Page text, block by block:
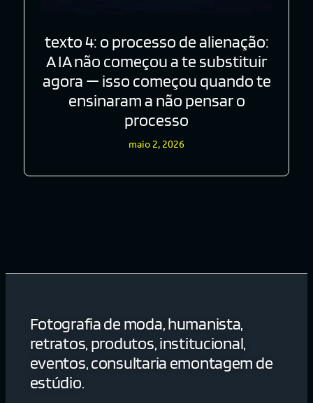
texto 4: o processo de alienação:
A IA não começou a te substituir
agora — isso começou quando te
ensinaram a não pensar o
processo
maio 2, 2026
Fotografia de moda, humanista,
retratos, produtos, institucional,
eventos, consultaria emontagem de
estúdio.